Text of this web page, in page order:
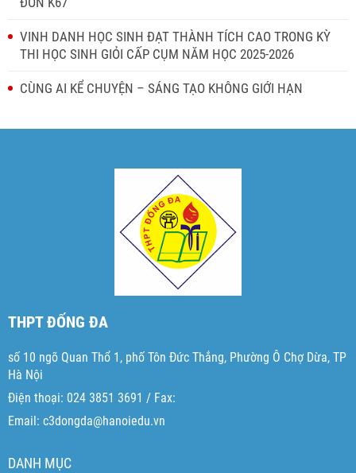
VINH DANH HỌC SINH ĐẠT THÀNH TÍCH CAO TRONG KỲ
THI HỌC SINH GIỎI CẤP CỤM NĂM HỌC 2025-2026
CÙNG AI KỂ CHUYỆN – SÁNG TẠO KHÔNG GIỚI HẠN
THPT ĐỐNG ĐA
số 10 ngõ Quan Thổ 1, phố Tôn Đức Thắng, Phường Ô Chợ Dừa, TP
Hà Nội
Điện thoại: 024 3851 3691 / Fax:
Email: c3dongda@hanoiedu.vn
DANH MỤC